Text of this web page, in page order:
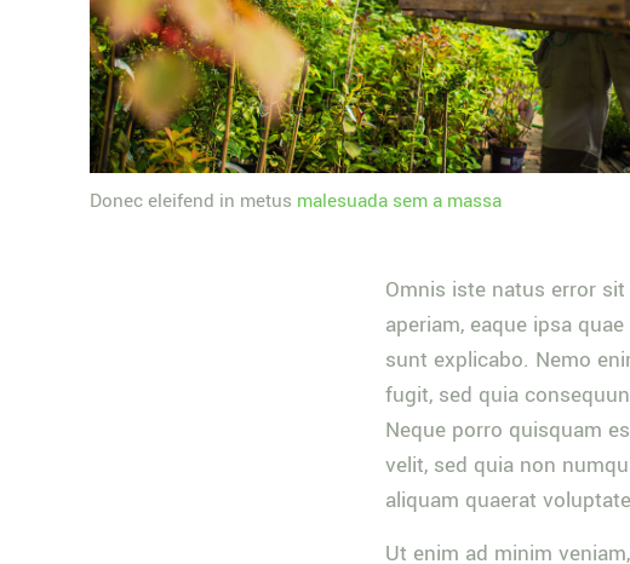
Donec eleifend in metus malesuada sem a massa
Omnis iste natus error
aperiam, eaque ipsa
sunt explicabo. Nemo
fugit, sed quia
Neque porro quisquam
velit, sed quia non
aliquam quaerat
Ut enim ad minim